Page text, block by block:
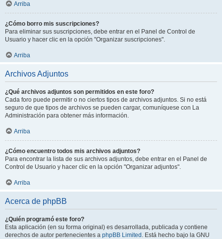
Arriba
¿Cómo borro mis suscripciones?
Para eliminar sus suscripciones, debe entrar en el Panel de Control de
Usuario y hacer clic en la opción "Organizar suscripciones".
Arriba
Archivos Adjuntos
¿Qué archivos adjuntos son permitidos en este foro?
Cada foro puede permitir o no ciertos tipos de archivos adjuntos. Si no está
seguro de que tipos de archivos se pueden cargar, comuníquese con La
Administración para obtener más información.
Arriba
¿Cómo encuentro todos mis archivos adjuntos?
Para encontrar la lista de sus archivos adjuntos, debe entrar en el Panel de
Control de Usuario y hacer clic en la opción "Organizar adjuntos".
Arriba
Acerca de phpBB
¿Quién programó este foro?
Esta aplicación (en su forma original) es desarrollada, publicada y contiene
derechos de autor pertenecientes a phpBB Limited . Está hecho bajo la GNU